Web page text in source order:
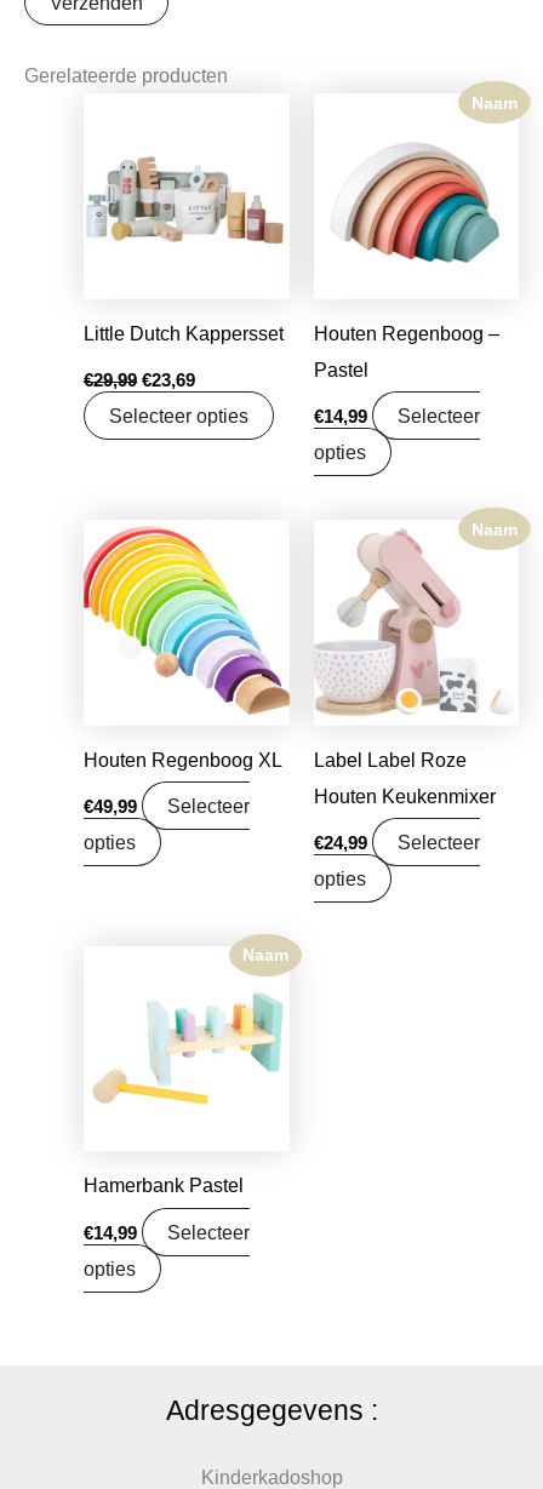
Gerelateerde producten
Little Dutch Kappersset
€29,99
€29,99.
€23,69
€23,69.
Selecteer opties
Naam
Houten Regenboog –
Pastel
€14,99
Selecteer
opties
Houten Regenboog XL
€49,99
Selecteer
opties
Naam
Label Label Roze
Houten Keukenmixer
€24,99
Selecteer
opties
Naam
Hamerbank Pastel
€14,99
Selecteer
opties
Adresgegevens :
Kinderkadoshop